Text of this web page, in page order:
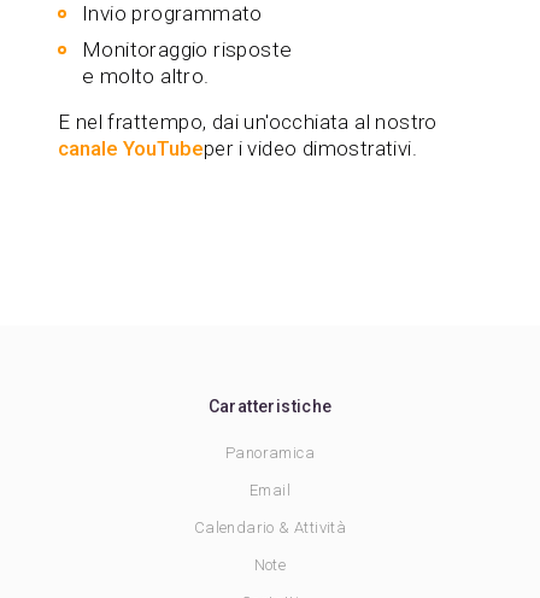
Invio programmato
Monitoraggio risposte
e molto altro.
E nel frattempo, dai un'occhiata al nostro
canale YouTubeper i video dimostrativi.
Caratteristiche
Panoramica
Email
Calendario & Attività
Note